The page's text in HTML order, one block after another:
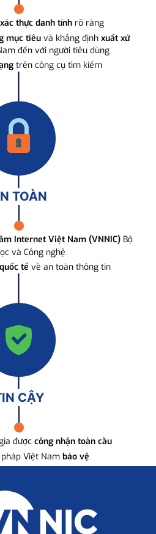
xác thực danh tính rõ ràng
mục tiêuvà khẳng định xuất xứ
đến với người tiêu dùng
trên công cụ tìm kiếm
TOÀN
Internet Việt Nam (VNNIC) Bộ
và Công nghệ
tế về an toàn thông tin
CẬY
được công nhận toàn cầu
Việt Nam bảo vệ